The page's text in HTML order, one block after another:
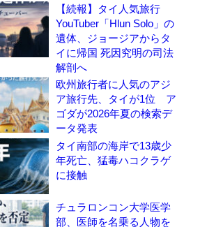
【続報】タイ人気旅行
YouTuber「Hlun Solo」の
遺体、ジョージアからタ
イに帰国 死因究明の司法
解剖へ
欧州旅行者に人気のアジ
ア旅行先、タイが1位 ア
ゴダが2026年夏の検索デ
ータ発表
タイ南部の海岸で13歳少
年死亡、猛毒ハコクラゲ
に接触
チュラロンコン大学医学
部、医師を名乗る人物を